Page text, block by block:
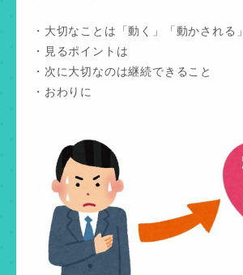
・大切なことは「動く」「動かされる
・見るポイントは
・次に大切なのは継続できること
・おわりに